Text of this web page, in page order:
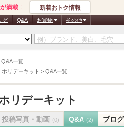
Q&A一覧
ホリデーキット > Q&A一覧
満載！ 新着おトク情報
グ Q&A お買物 その他
リデーキット
投稿写真・動画 (0) Q&A (2) ブログ